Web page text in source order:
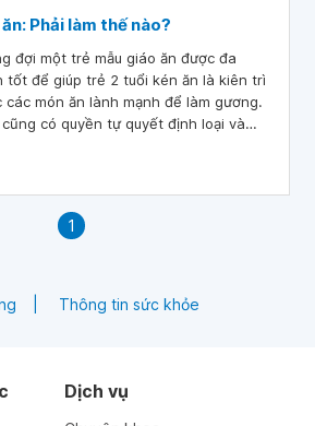
Phải làm thế nào?
đợi một trẻ mẫu giáo ăn được đa
tốt để giúp trẻ 2 tuổi kén ăn là kiên trì
món ăn lành mạnh để làm gương.
có quyền tự quyết định loại và
1
Thông tin sức khỏe
Dịch vụ